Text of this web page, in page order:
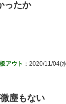
ったか
アウト ：2020/11/04(
塵もない